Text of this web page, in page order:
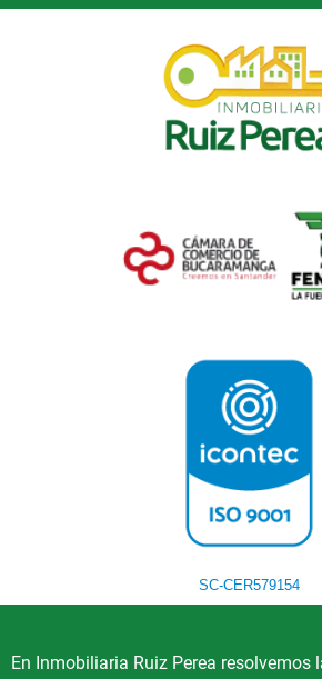
SC-CER579154
En Inmobiliaria Ruiz Perea resolvemos